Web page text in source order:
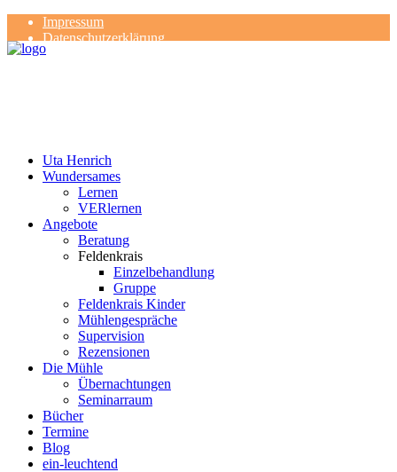
Impressum
Datenschutzerklärung
Kontakt
Uta Henrich
Wundersames
Lernen
VERlernen
Angebote
Beratung
Feldenkrais
Einzelbehandlung
Gruppe
Feldenkrais Kinder
Mühlengespräche
Supervision
Rezensionen
Die Mühle
Übernachtungen
Seminarraum
Bücher
Termine
Blog
ein-leuchtend